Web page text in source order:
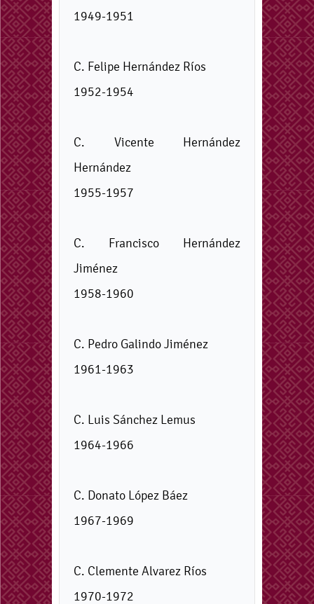
1949-1951
C. Felipe Hernández Ríos
1952-1954
C. Vicente Hernández
Hernández
1955-1957
C. Francisco Hernández
Jiménez
1958-1960
C. Pedro Galindo Jiménez
1961-1963
C. Luis Sánchez Lemus
1964-1966
C. Donato López Báez
1967-1969
C. Clemente Alvarez Ríos
1970-1972